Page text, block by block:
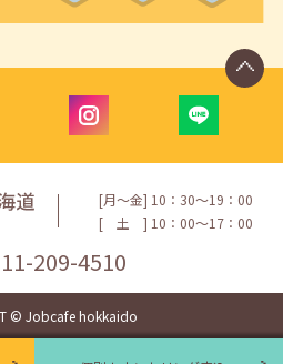
[月〜金] 10：30〜19：00
[
土 ] 10：00〜17：00
209-4510
© Jobcafe hokkaido